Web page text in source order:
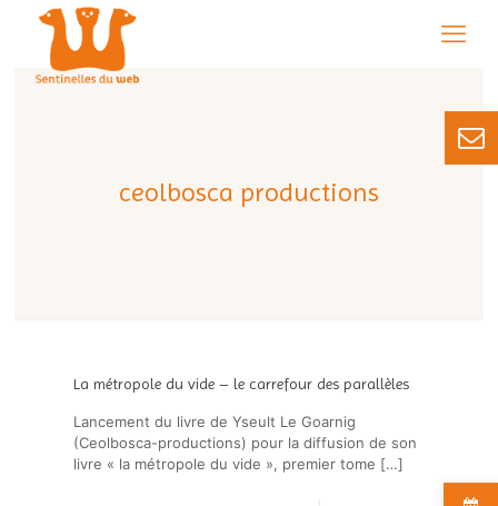
ceolbosca productions
La métropole du vide – le carrefour des parallèles
Lancement du livre de Yseult Le Goarnig
(Ceolbosca-productions) pour la diffusion de son
livre « la métropole du vide », premier tome […]